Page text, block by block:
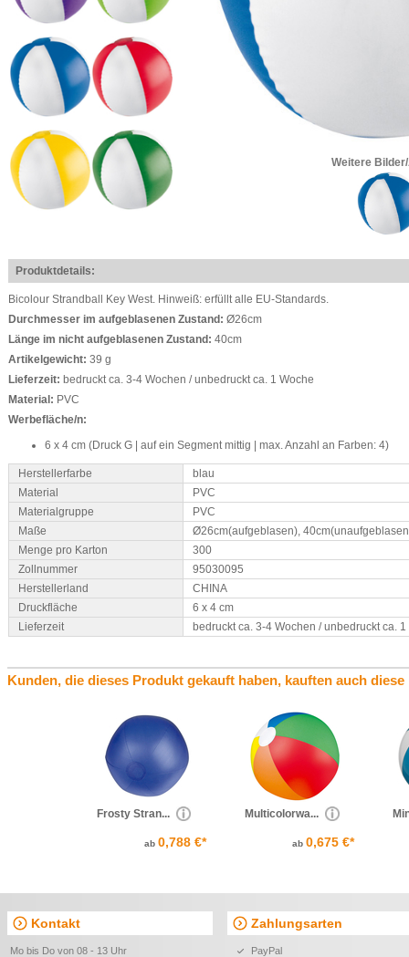
Weitere
Produktdetails:
Bicolour Strandball Key West. Hinweiß: erfüllt alle EU-Standards.
Durchmesser im aufgeblasenen Zustand: Ø26cm
Länge im nicht aufgeblasenen Zustand: 40cm
Artikelgewicht: 39 g
Lieferzeit: bedruckt ca. 3-4 Wochen / unbedruckt ca. 1 Woche
Material: PVC
Werbefläche/n:
6 x 4 cm (Druck G | auf ein Segment mittig | max. Anzahl an Farben: 4)
Herstellerfarbe
blau
Material
PVC
Materialgruppe
PVC
Maße
Ø26cm(aufgeblasen),
Menge pro Karton
300
Zollnummer
95030095
Herstellerland
CHINA
Druckfläche
6 x 4 cm
Lieferzeit
bedruckt ca. 3-4 Wochen / unbedruckt ca. 1
Kunden, die dieses Produkt gekauft haben, kauften auch
Frosty Stran...
ab 0,788 €*
Multicolorwa...
ab 0,675 €*
Kontakt
Mo bis Do von 08 - 13 Uhr
Zahlungsarten
PayPal